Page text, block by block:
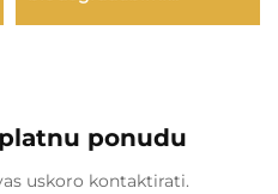
odnoseći se
ponudu
uskoro kontaktirati.